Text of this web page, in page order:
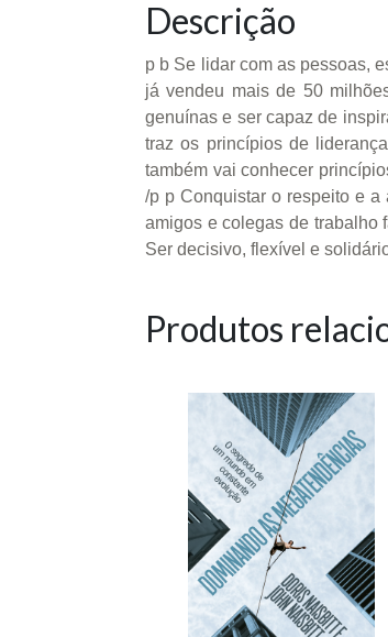
Descrição
p b Se lidar com as pessoas,
já vendeu mais de 50
genuínas e ser capaz de
traz os princípios de
também vai conhecer
/p p Conquistar o respeito e a
amigos e colegas de trabalho
Ser decisivo, flexível e
Produtos